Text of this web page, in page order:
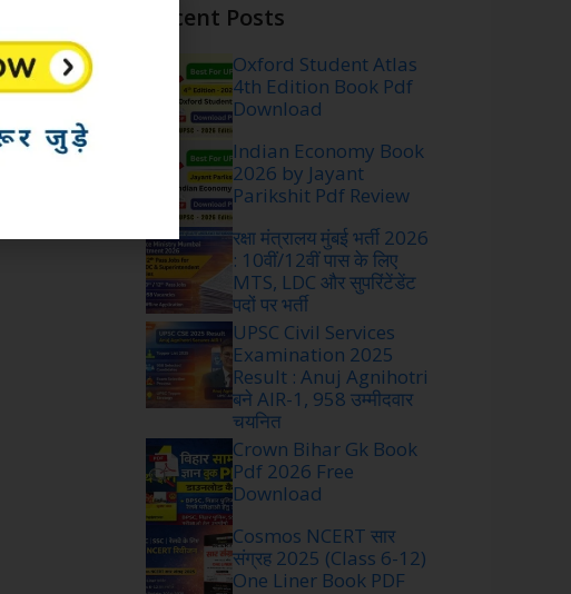
Recent Posts
Oxford Student Atlas
4th Edition Book Pdf
Download
Indian Economy Book
2026 by Jayant
Parikshit Pdf Review
रक्षा मंत्रालय मुंबई भर्ती 2026
: 10वीं/12वीं पास के लिए
MTS, LDC और सुपरिंटेंडेंट
पदों पर भर्ती
UPSC Civil Services
Examination 2025
Result : Anuj Agnihotri
बने AIR-1, 958 उम्मीदवार
चयनित
Crown Bihar Gk Book
Pdf 2026 Free
Download
Cosmos NCERT सार
संग्रह 2025 (Class 6-12)
One Liner Book PDF